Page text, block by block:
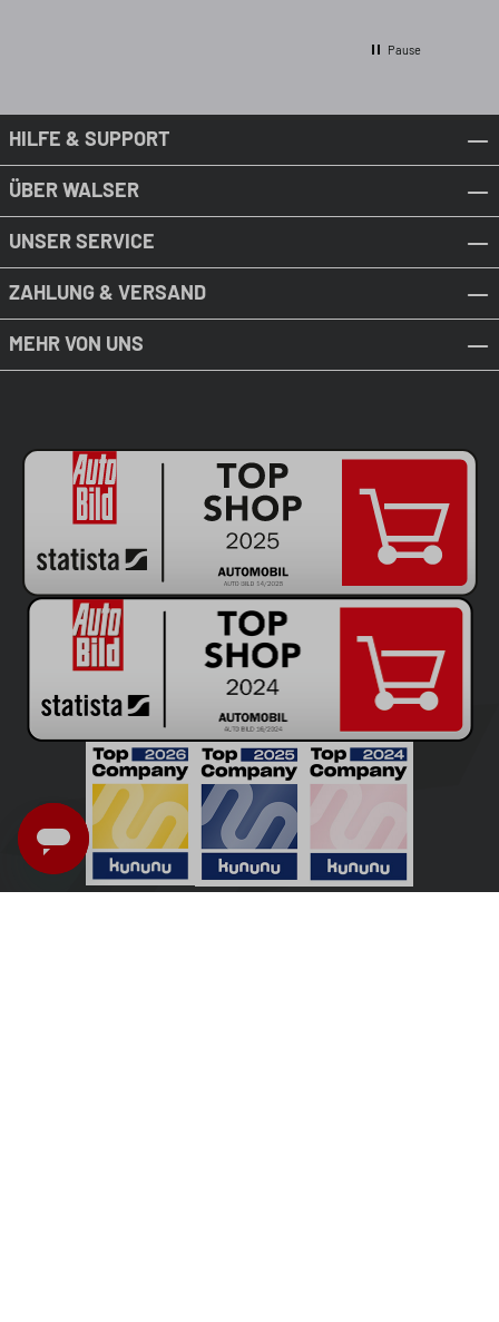
Pause
HILFE & SUPPORT
ÜBER WALSER
UNSER SERVICE
ZAHLUNG & VERSAND
MEHR VON UNS